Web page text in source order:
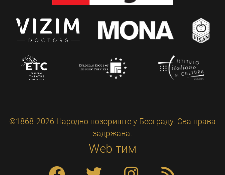
©1868-2026 Народно позориште у Београду. Сва права
задржана.
Web тим